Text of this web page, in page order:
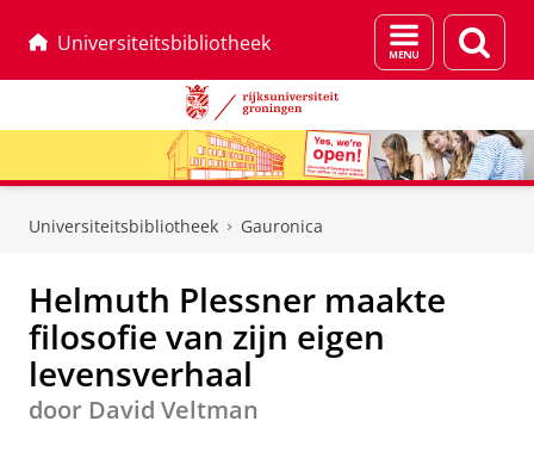
Universiteitsbibliotheek
Menu
en
Universiteitsbibliotheek Gauronica
Helmuth Plessner maakte
filosofie van zijn eigen
levensverhaal
door David Veltman